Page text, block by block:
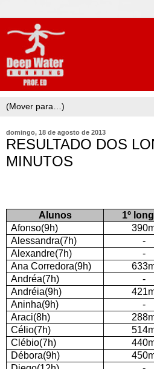
domingo, 18 de agosto de 2013
RESULTADO DOS
MINUTOS
Alunos 1º
Afonso(9h)
Alessandra(7h)
-
Alexandre(7h)
-
Ana Corredora(9h)
Andréa(7h)
-
Andréia(9h)
Aninha(9h)
-
Araci(8h)
Célio(7h)
Clébio(7h)
Débora(9h)